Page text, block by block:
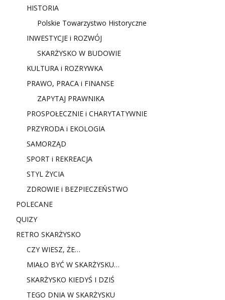
HISTORIA
Polskie Towarzystwo Historyczne
INWESTYCJE i ROZWÓJ
SKARŻYSKO W BUDOWIE
KULTURA i ROZRYWKA
PRAWO, PRACA i FINANSE
ZAPYTAJ PRAWNIKA
PROSPOŁECZNIE i CHARYTATYWNIE
PRZYRODA i EKOLOGIA
SAMORZĄD
SPORT i REKREACJA
STYL ŻYCIA
ZDROWIE i BEZPIECZEŃSTWO
POLECANE
QUIZY
RETRO SKARŻYSKO
CZY WIESZ, ŻE…
MIAŁO BYĆ W SKARŻYSKU…
SKARŻYSKO KIEDYŚ I DZIŚ
TEGO DNIA W SKARŻYSKU